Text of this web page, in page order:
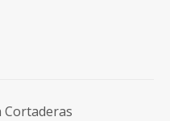
Cortaderas